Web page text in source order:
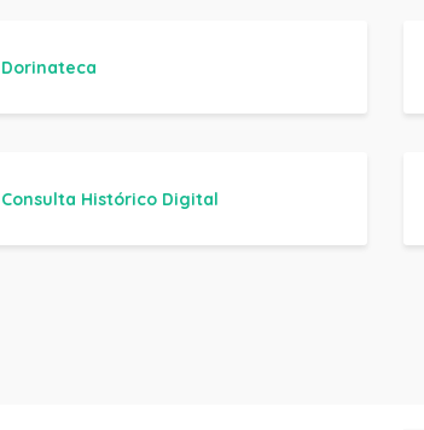
Dorinateca
Consulta Histórico Digital